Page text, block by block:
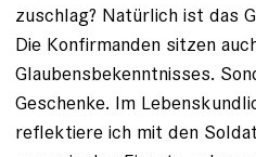
zuschlag? Natürlich ist das
Die Kon­firmanden sitzen
Glaubensbekenntnisses.
Geschenke. Im
reflektiere ich mit den